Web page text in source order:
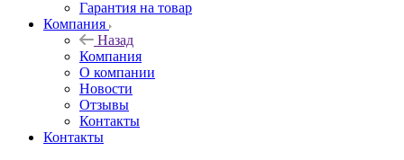
Гарантия на товар
Компания
Назад
Компания
О компании
Новости
Отзывы
Контакты
Контакты